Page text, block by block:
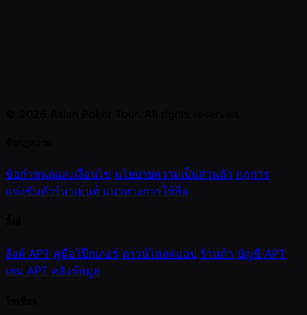
ข้อกำหนดและเงื่อนไข นโยบายความเป็นส่วนตัว กฎการ
แข่งขันทัวร์นาเมนต์ แนวทางการใช้สื่อ
ลิงค์ APT คู่มือโป๊กเกอร์ ดาวน์โหลดแอป ร้านค้า บัญชี APT
เล่น APT คลังข้อมูล